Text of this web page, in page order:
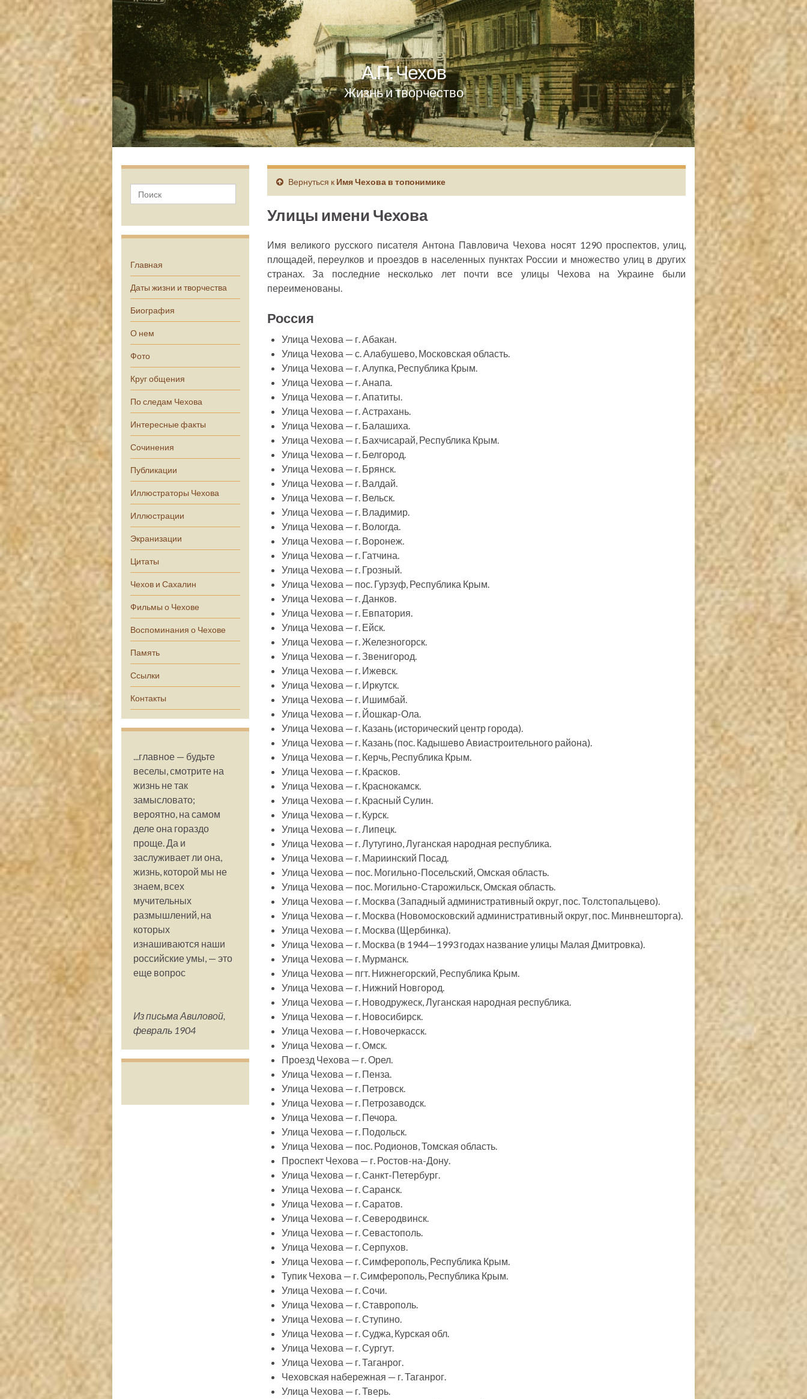
А.П. Чехов
Жизнь и творчество
Главная
Даты жизни и творчества
Биография
О нем
Фото
Круг общения
По следам Чехова
Интересные факты
Сочинения
Публикации
Иллюстраторы Чехова
Иллюстрации
Экранизации
Цитаты
Чехов и Сахалин
Фильмы о Чехове
Воспоминания о Чехове
Память
Ссылки
Контакты
...главное — будьте
веселы, смотрите на
жизнь не так
замысловато;
вероятно, на самом
деле она гораздо
проще. Да и
заслуживает ли она,
жизнь, которой мы не
знаем, всех
мучительных
размышлений, на
которых
изнашиваются наши
российские умы, — это
еще вопрос
Из письма Авиловой,
февраль 1904
Вернуться к Имя Чехова в топонимике
Улицы имени Чехова
Имя великого русского писателя Антона Павловича Чехова носят 1290 проспектов, улиц,
площадей, переулков и проездов в населенных пунктах России и множество улиц в других
странах. За последние несколько лет почти все улицы Чехова на Украине были
переименованы.
Россия
Улица Чехова — г. Абакан.
Улица Чехова — с. Алабушево, Московская область.
Улица Чехова — г. Алупка, Республика Крым.
Улица Чехова — г. Анапа.
Улица Чехова — г. Апатиты.
Улица Чехова — г. Астрахань.
Улица Чехова — г. Балашиха.
Улица Чехова — г. Бахчисарай, Республика Крым.
Улица Чехова — г. Белгород.
Улица Чехова — г. Брянск.
Улица Чехова — г. Валдай.
Улица Чехова — г. Вельск.
Улица Чехова — г. Владимир.
Улица Чехова — г. Вологда.
Улица Чехова — г. Воронеж.
Улица Чехова — г. Гатчина.
Улица Чехова — г. Грозный.
Улица Чехова — пос. Гурзуф, Республика Крым.
Улица Чехова — г. Данков.
Улица Чехова — г. Евпатория.
Улица Чехова — г. Ейск.
Улица Чехова — г. Железногорск.
Улица Чехова — г. Звенигород.
Улица Чехова — г. Ижевск.
Улица Чехова — г. Иркутск.
Улица Чехова — г. Ишимбай.
Улица Чехова — г. Йошкар-Ола.
Улица Чехова — г. Казань (исторический центр города).
Улица Чехова — г. Казань (пос. Кадышево Авиастроительного района).
Улица Чехова — г. Керчь, Республика Крым.
Улица Чехова — г. Красков.
Улица Чехова — г. Краснокамск.
Улица Чехова — г. Красный Сулин.
Улица Чехова — г. Курск.
Улица Чехова — г. Липецк.
Улица Чехова — г. Лутугино, Луганская народная республика.
Улица Чехова — г. Мариинский Посад.
Улица Чехова — пос. Могильно-Посельский, Омская область.
Улица Чехова — пос. Могильно-Старожильск, Омская область.
Улица Чехова — г. Москва (Западный административный округ, пос. Толстопальцево).
Улица Чехова — г. Москва (Новомосковский административный округ, пос. Минвнешторга).
Улица Чехова — г. Москва (Щербинка).
Улица Чехова — г. Москва (в 1944—1993 годах название улицы Малая Дмитровка).
Улица Чехова — г. Мурманск.
Улица Чехова — пгт. Нижнегорский, Республика Крым.
Улица Чехова — г. Нижний Новгород.
Улица Чехова — г. Новодружеск, Луганская народная республика.
Улица Чехова — г. Новосибирск.
Улица Чехова — г. Новочеркасск.
Улица Чехова — г. Омск.
Проезд Чехова — г. Орел.
Улица Чехова — г. Пенза.
Улица Чехова — г. Петровск.
Улица Чехова — г. Петрозаводск.
Улица Чехова — г. Печора.
Улица Чехова — г. Подольск.
Улица Чехова — пос. Родионов, Томская область.
Проспект Чехова — г. Ростов-на-Дону.
Улица Чехова — г. Санкт-Петербург.
Улица Чехова — г. Саранск.
Улица Чехова — г. Саратов.
Улица Чехова — г. Северодвинск.
Улица Чехова — г. Севастополь.
Улица Чехова — г. Серпухов.
Улица Чехова — г. Симферополь, Республика Крым.
Тупик Чехова — г. Симферополь, Республика Крым.
Улица Чехова — г. Сочи.
Улица Чехова — г. Ставрополь.
Улица Чехова — г. Ступино.
Улица Чехова — г. Суджа, Курская обл.
Улица Чехова — г. Сургут.
Улица Чехова — г. Таганрог.
Чеховская набережная — г. Таганрог.
Улица Чехова — г. Тверь.